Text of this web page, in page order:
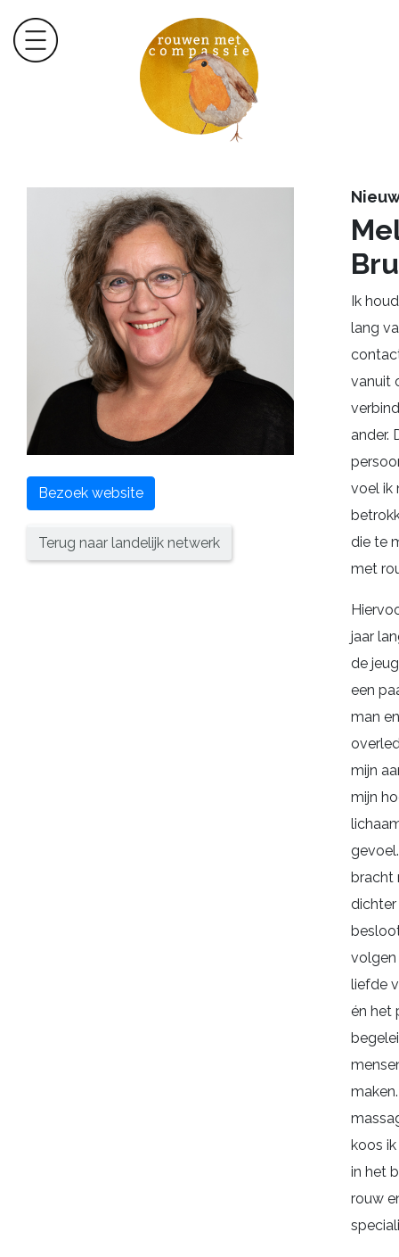
Bezoek website
Terug naar landelijk netwerk
Ik
lang
vanuit
ander.
voel ik
die te
met
jaar
de
een
man
mijn
mijn
bracht
dichter
volgen
liefde
én het
koos
in het
rouw